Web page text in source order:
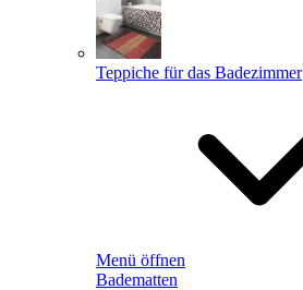
Teppiche für das Badezimmer
Menü öffnen
Badematten